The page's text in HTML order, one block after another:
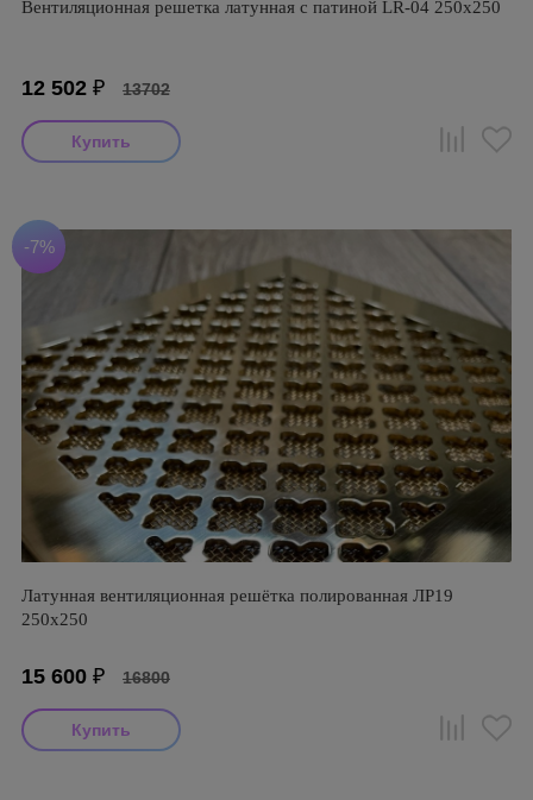
Вентиляционная решетка латунная с патиной LR-04 250х250
12 502 ₽ 13702
-7%
Латунная вентиляционная решётка полированная ЛР19
250х250
15 600 ₽ 16800